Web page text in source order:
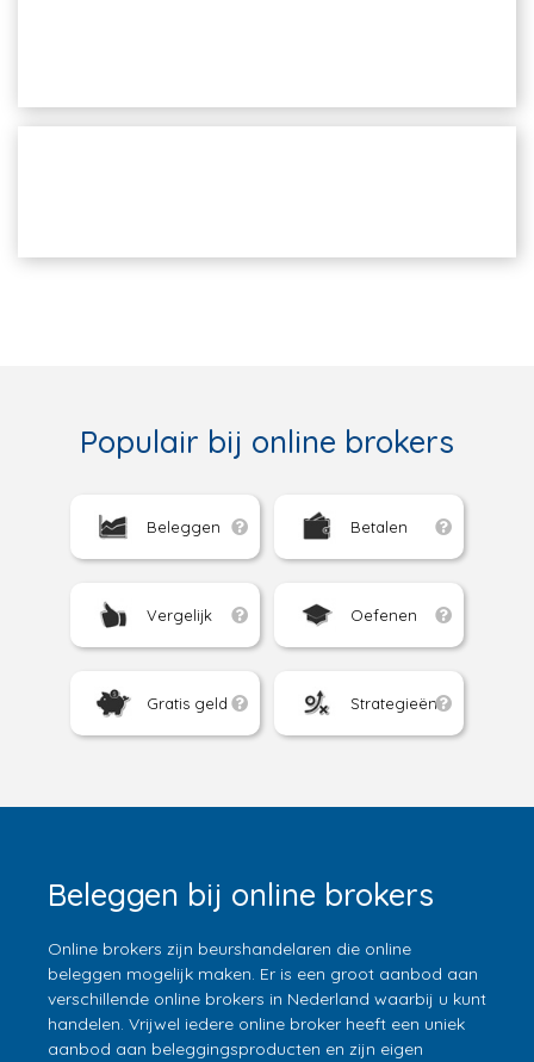
Populair bij online brokers
Beleggen Betalen
Vergelijk Oefenen
Gratis geld Strategieën
Beleggen bij online brokers
Online brokers zijn beurshandelaren die online
beleggen mogelijk maken. Er is een groot aanbod aan
verschillende online brokers in Nederland waarbij u kunt
handelen. Vrijwel iedere online broker heeft een uniek
aanbod aan beleggingsproducten en zijn eigen